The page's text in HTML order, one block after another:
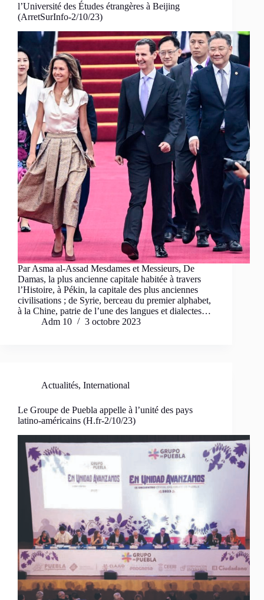
l’Université des Études étrangères à Beijing
(ArretSurInfo-2/10/23)
Par Asma al-Assad Mesdames et Messieurs, De
Damas, la plus ancienne capitale habitée à travers
l’Histoire, à Pékin, la capitale des plus anciennes
civilisations ; de Syrie, berceau du premier alphabet,
à la Chine, patrie de l’une des langues et dialectes…
Adm 10
3 octobre 2023
Actualités, International
Le Groupe de Puebla appelle à l’unité des pays
latino-américains (H.fr-2/10/23)